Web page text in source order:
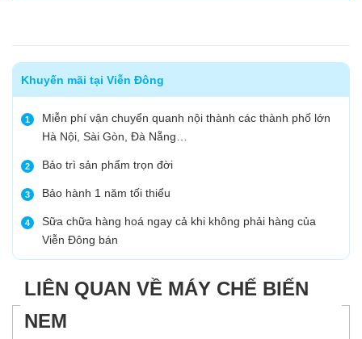
Khuyến mãi tại Viễn Đông
1
Miễn phí vận chuyển quanh nội thành các thành phố lớn
Hà Nội, Sài Gòn, Đà Nẵng…
2 Bảo trì sản phẩm trọn đời
3 Bảo hành 1 năm tối thiểu
4
Sữa chữa hàng hoá ngay cả khi không phải hàng của
Viễn Đông bán
LIÊN QUAN VỀ MÁY CHẾ BIẾN
NEM